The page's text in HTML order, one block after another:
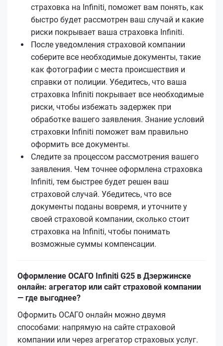
страховка на Infiniti, поможет вам понять, как
быстро будет рассмотрен ваш случай и какие
риски покрывает ваша страховка Infiniti.
После уведомления страховой компании
соберите все необходимые документы, такие
как фотографии с места происшествия и
справки от полиции. Убедитесь, что ваша
страховка Infiniti покрывает все необходимые
риски, чтобы избежать задержек при
обработке вашего заявления. Знание условий
страховки Infiniti поможет вам правильно
оформить все документы.
Следите за процессом рассмотрения вашего
заявления. Чем точнее оформлена страховка
Infiniti, тем быстрее будет решен ваш
страховой случай. Убедитесь, что все
документы поданы вовремя, и уточните у
своей страховой компании, сколько стоит
страховка на Infiniti, чтобы понимать
возможные суммы компенсации.
Оформление ОСАГО Infiniti G25 в Дзержинске
онлайн: агрегатор или сайт страховой компании
— где выгоднее?
Оформить ОСАГО онлайн можно двумя
способами: напрямую на сайте страховой
компании или через агрегатор страховых услуг.